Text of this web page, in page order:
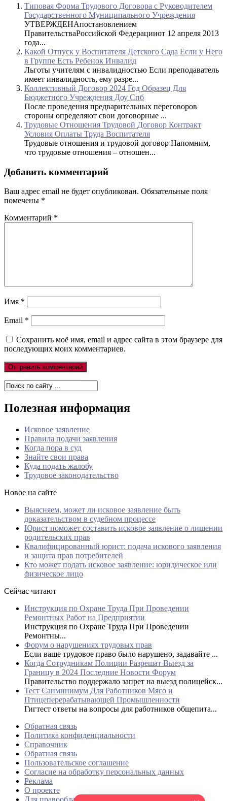
Типовая Форма Трудового Договора с Руководителем
Государственного Муниципального Учреждения
УТВЕРЖДЕНАпостановлением
ПравительстваРоссийской Федерацииот 12 апреля 2013
года...
Какой Отпуск у Воспитателя Детского Сада Если у Него
в Группе Есть Ребенок Инвалид
Льготы учителям с инвалидностью Если преподаватель
имеет инвалидность, ему разре...
Коллективный Договор 2024 Год Образец Для
Бюджетного Учреждения Доу Спб
После проведения предварительных переговоров
стороны определяют свои договорные ...
Трудовые Отношения Трудовой Договор Контракт
Условия Оплаты Труда Воспитателя
Трудовые отношения и трудовой договор Напомним,
что трудовые отношения – отношен...
Добавить комментарий
Ваш адрес email не будет опубликован. Обязательные поля
помечены *
Комментарий *
Имя *
Email *
Сохранить моё имя, email и адрес сайта в этом браузере для
последующих моих комментариев.
Полезная информация
Исковое заявление
Правила подачи заявления
Когда пора в суд
Знайте свои права
Куда подать жалобу
Трудовое законодательство
Новое на сайте
Выясняем, может ли исковое заявление быть
доказательством в судебном процессе
Юрист поможет составить исковое заявление о лишении
родительских прав
Квалифицированный юрист: подача искового заявления
и защита прав потребителей
Кто может подать исковое заявление: юридическое или
физическое лицо
Сейчас читают
Инструкция по Охране Труда При Проведении
Ремонтных Работ на Предприятии
Инструкция по Охране Труда При Проведении
Ремонтны...
Форум о нарушениях трудовых прав
Если ваше трудовое право было нарушено, задавайте ...
Когда Сотрудникам Полиции Разрешат Выезд за
Границу в 2024 Последние Новости Форум
Правительство поддержало запрет на выезд полицейск...
Тест Санминимум Для Работников Мясо и
Птицеперерабатывающей Промышленности
Гигтест ответы на вопросы для работников общепита...
Обратная связь
Политика конфиденциальности
Справочник
Обратная связь
Пользовательское соглашение
Согласие на обработку персональных данных
Реклама
О проекте